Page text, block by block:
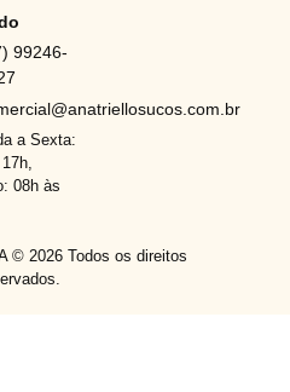
99246-
a Sexta:
08h às
© 2026 Todos os direitos